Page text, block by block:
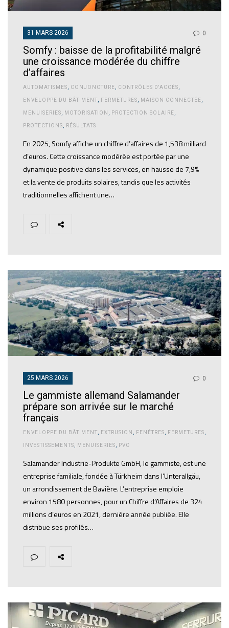
31 MARS 2026 0
Somfy : baisse de la profitabilité malgré
une croissance modérée du chiffre
d’affaires
AUTOMATISMES CONJONCTURE CONTRÔLES D'ACCÈS
ENVELOPPE DU BÂTIMENT FERMETURES MAISON CONNECTÉE
MENUISERIES MOTORISATION PROTECTION SOLAIRE
PROTECTIONS RÉSULTATS
En 2025, Somfy affiche un chiffre d’affaires de 1,538 milliard
d’euros. Cette croissance modérée est portée par une
dynamique positive dans les services, en hausse de 7,9%
et la vente de produits solaires, tandis que les activités
traditionnelles affichent une…
25 MARS 2026 0
Le gammiste allemand Salamander
prépare son arrivée sur le marché
français
ENVELOPPE DU BÂTIMENT, EXTRUSION , FENÊTRES, FERMETURES,
INVESTISSEMENTS, MENUISERIES, PVC
Salamander Industrie-Produkte GmbH, le gammiste, est une
entreprise familiale, fondée à Türkheim dans l’Unterallgäu,
un arrondissement de Bavière. L’entreprise emploie
environ 1580 personnes, pour un Chiffre d’Affaires de 324
millions d’euros en 2021, dernière année publiée. Elle
distribue ses profilés…